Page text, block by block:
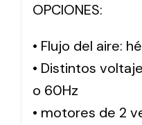
OPCIONES:
• Flujo del aire:
• Distintos
o 60Hz
• motores de 2